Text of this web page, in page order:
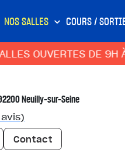
NOS SALLES COURS /
DE 9H À 22H,
Neuilly-sur-Seine
Contact